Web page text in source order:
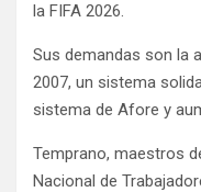
la FIFA 2026.
Sus demandas son la
2007, un sistema
sistema de Afore y
Temprano, maestros
Nacional de